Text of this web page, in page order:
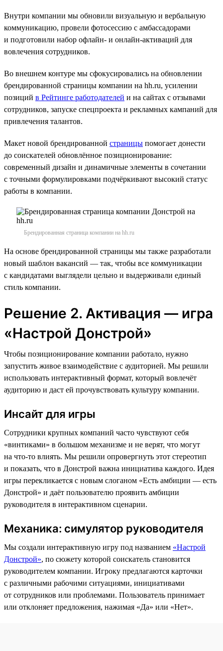
Внутри компании мы обновили визуальную и вербальную
коммуникацию, провели фотосессию с амбассадорами
и подготовили набор офлайн- и онлайн-активаций для
вовлечения сотрудников.
Во внешнем контуре мы сфокусировались на обновлении
брендированной страницы компании на hh.ru, усилении
позиций в Рейтинге работодателей и на сайтах с отзывами
сотрудников, запуске спецпроекта и рекламных кампаний для
привлечения талантов.
Макет новой брендированной страницы помогает донести
до соискателей обновлённое позиционирование:
современный дизайн и динамичные элементы в сочетании
с точными формулировками подчёркивают высокий статус
работы в компании.
Брендированная страница компании на hh.ru
На основе брендированной страницы мы также разработали
новый шаблон вакансий — так, чтобы все коммуникации
с кандидатами выглядели цельно и выдерживали единый
стиль компании.
Решение 2. Активация — игра
«Настрой Донстрой»
Чтобы позиционирование компании работало, нужно
запустить живое взаимодействие с аудиторией. Мы решили
использовать интерактивный формат, который вовлечёт
аудиторию и даст ей прочувствовать культуру компании.
Инсайт для игры
Сотрудники крупных компаний часто чувствуют себя
«винтиками» в большом механизме и не верят, что могут
на что-то влиять. Мы решили опровергнуть этот стереотип
и показать, что в Донстрой важна инициатива каждого. Идея
игры перекликается с новым слоганом «Есть амбиции — есть
Донстрой» и даёт пользователю проявить амбиции
руководителя в интерактивном сценарии.
Механика: симулятор руководителя
Мы создали интерактивную игру под названием «Настрой
Донстрой», по сюжету которой соискатель становится
руководителем компании. Игроку предлагаются карточки
с различными рабочими ситуациями, инициативами
от сотрудников или проблемами. Пользователь принимает
или отклоняет предложения, нажимая «Да» или «Нет».